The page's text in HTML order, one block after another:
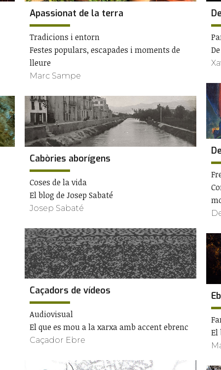
Apassionat de la terra
Tradicions i entorn
Festes populars, escapades i moments de
lleure
Marc Sampe
Cabòries aborígens
Coses de la vida
El blog de Josep Sabaté
Josep Sabaté
Caçadors de vídeos
Audiovisual
El que es mou a la xarxa amb accent ebrenc
Caçador Ebre
El